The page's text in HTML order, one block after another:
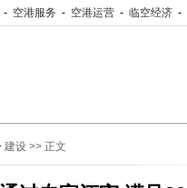
- 空港服务 - 空港运营 - 临空经济 -
建设 >> 正文